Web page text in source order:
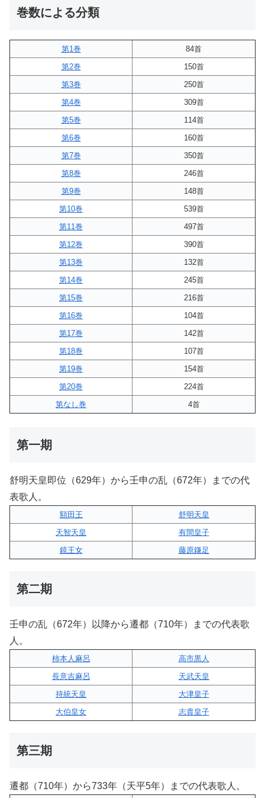
巻数による分類
第1巻
84首
第2巻
150首
第3巻
250首
第4巻
309首
第5巻
114首
第6巻
160首
第7巻
350首
第8巻
246首
第9巻
148首
第10巻
539首
第11巻
497首
第12巻
390首
第13巻
132首
第14巻
245首
第15巻
216首
第16巻
104首
第17巻
142首
第18巻
107首
第19巻
154首
第20巻
224首
第なし巻
4首
第一期
舒明天皇即位（629年）から壬申の乱（672年）までの代
表歌人。
額田王
舒明天皇
天智天皇
有間皇子
鏡王女
藤原鎌足
第二期
壬申の乱（672年）以降から遷都（710年）までの代表歌
人。
柿本人麻呂
高市黒人
長意吉麻呂
天武天皇
持統天皇
大津皇子
大伯皇女
志貴皇子
第三期
遷都（710年）から733年（天平5年）までの代表歌人。